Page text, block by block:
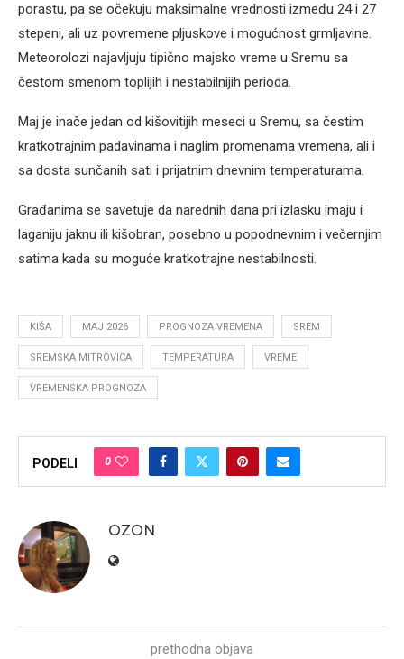
porastu, pa se očekuju maksimalne vrednosti između 24 i 27
stepeni, ali uz povremene pljuskove i mogućnost grmljavine.
Meteorolozi najavljuju tipično majsko vreme u Sremu sa
čestom smenom toplijih i nestabilnijih perioda.
Maj je inače jedan od kišovitijih meseci u Sremu, sa čestim
kratkotrajnim padavinama i naglim promenama vremena, ali i
sa dosta sunčanih sati i prijatnim dnevnim temperaturama.
Građanima se savetuje da narednih dana pri izlasku imaju i
laganiju jaknu ili kišobran, posebno u popodnevnim i večernjim
satima kada su moguće kratkotrajne nestabilnosti.
KIŠA MAJ 2026 PROGNOZA VREMENA SREM
SREMSKA MITROVICA TEMPERATURA VREME
VREMENSKA PROGNOZA
PODELI 0
OZON
prethodna objava